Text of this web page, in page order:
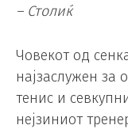
– Столиќ
Човекот од
најзаслужен за
тенис и
нејзиниот